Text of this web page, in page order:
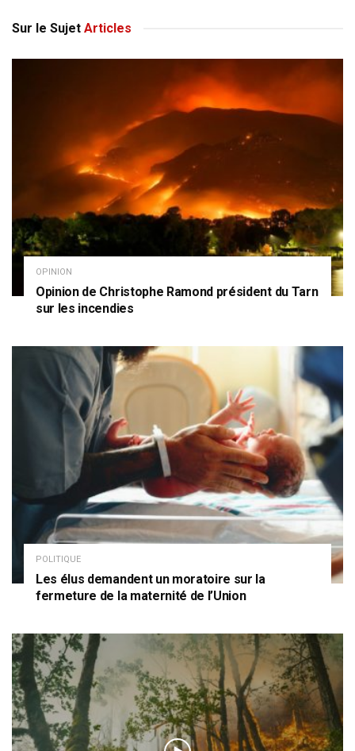
Sur le Sujet Articles
OPINION
Opinion de Christophe Ramond président du Tarn
sur les incendies
POLITIQUE
Les élus demandent un moratoire sur la
fermeture de la maternité de l’Union